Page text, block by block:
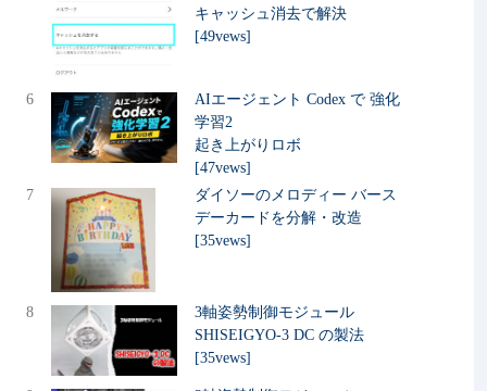
キャッシュ消去で解決
[49vews]
6
AIエージェント Codex で 強化
学習2
起き上がりロボ
[47vews]
7
ダイソーのメロディー バース
デーカードを分解・改造
[35vews]
8
3軸姿勢制御モジュール
SHISEIGYO-3 DC の製法
[35vews]